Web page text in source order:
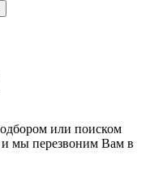
или поиском
и мы перезвоним Вам в